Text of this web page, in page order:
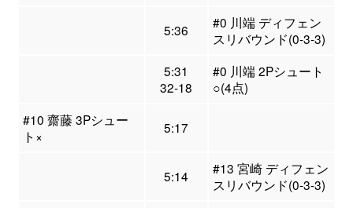
5:36
#0 川端 ディフェン
スリバウンド(0-3-3)
5:31
32-18
#0 川端 2Pシュート
○(4点)
#10 齋藤 3Pシュー
ト×
5:17
5:14
#13 宮崎 ディフェン
スリバウンド(0-3-3)